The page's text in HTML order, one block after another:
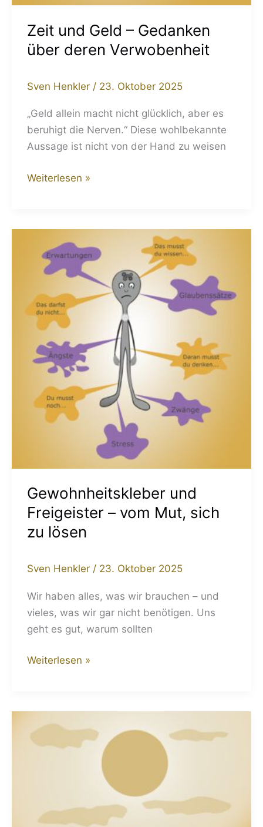
Zeit und Geld – Gedanken
über deren Verwobenheit
Sven Henkler / 23. Oktober 2025
„Geld allein macht nicht glücklich, aber es
beruhigt die Nerven.“ Diese wohlbekannte
Aussage ist nicht von der Hand zu weisen
Weiterlesen »
Gewohnheitskleber und
Freigeister – vom Mut, sich
zu lösen
Sven Henkler / 23. Oktober 2025
Wir haben alles, was wir brauchen – und
vieles, was wir gar nicht benötigen. Uns
geht es gut, warum sollten
und
Freigeister
vom
Mut,
sich
zu
lösen
Weiterlesen »
Lebenskahn
und